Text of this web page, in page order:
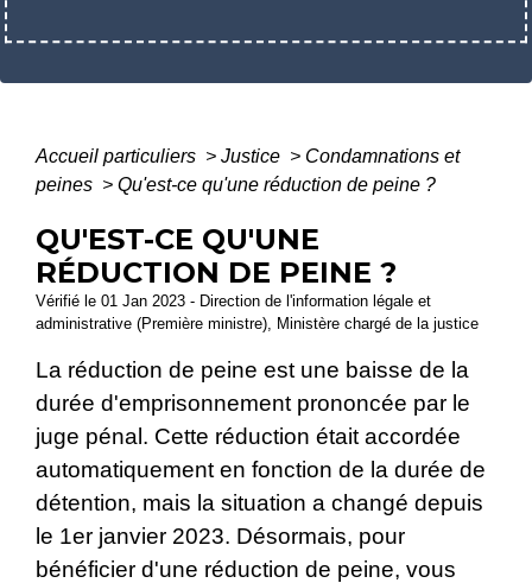
Accueil particuliers > Justice > Condamnations et
peines > Qu'est-ce qu'une réduction de peine ?
QU'EST-CE QU'UNE
RÉDUCTION DE PEINE ?
Vérifié le 01 Jan 2023 - Direction de l'information légale et
administrative (Première ministre), Ministère chargé de la justice
La réduction de peine est une baisse de la
durée d'emprisonnement prononcée par le
juge pénal. Cette réduction était accordée
automatiquement en fonction de la durée de
détention, mais la situation a changé depuis
le 1er janvier 2023. Désormais, pour
bénéficier d'une réduction de peine, vous